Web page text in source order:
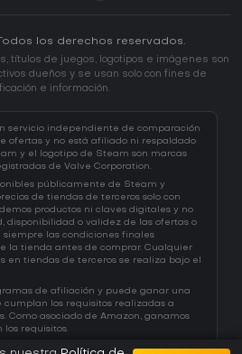
los derechos reservados.
títulos de juegos, logotipos e imágenes son
dueños y se usan solo con fines de
e información.
servicio independiente de comparación
ofertas y no está afiliado ni respaldado
y el logotipo de Steam son marcas
de Valve Corporation.
públicamente de Steam y
de tiendas de terceros solo con
productos ni claves digitales y no
disponibilidad o validez de las ofertas o
siempre las condiciones finales
la tienda antes de comprar. Cualquier
en tiendas de terceros se realiza bajo el
de afiliación y puede ganar una
cumplan los requisitos realizadas a
Como asociado de Amazon, ganamos
los requisitos.